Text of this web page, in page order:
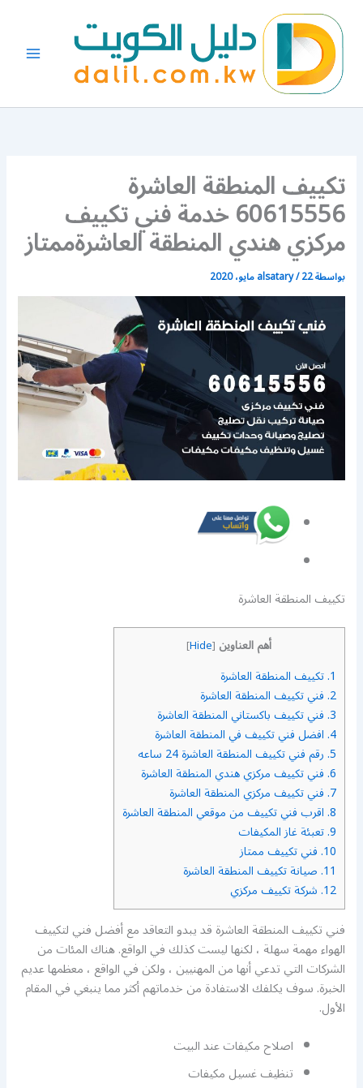
المحتوى
تكييف المنطقة العاشرة
60615556 خدمة فني تكييف
مركزي هندي المنطقة العاشرةممتاز
بواسطة alsatary/22 مايو، 2020
تكييف المنطقة العاشرة
أهم العناوين [
Hide
]
1. تكييف المنطقة العاشرة
2. فني تكييف المنطقة العاشرة
3. فني تكييف باكستاني المنطقة العاشرة
4. افضل فني تكييف في المنطقة العاشرة
5. رقم فني تكييف المنطقة العاشرة 24 ساعه
6. فني تكييف مركزي هندي المنطقة العاشرة
7. فني تكييف مركزي المنطقة العاشرة
8. اقرب فني تكييف من موقعي المنطقة العاشرة
9. تعبئة غاز المكيفات
10. فني تكييف ممتاز
11. صيانة تكييف المنطقة العاشرة
12. شركة تكييف مركزي
فني تكييف المنطقة العاشرة قد يبدو التعاقد مع أفضل فني لتكييف
الهواء مهمة سهلة ، لكنها ليست كذلك في الواقع. هناك المئات من
الشركات التي تدعي أنها من المهنيين ، ولكن في الواقع ، معظمها عديم
الخبرة. سوف يكلفك الاستفادة من خدماتهم أكثر مما ينبغي في المقام
الأول.
اصلاح مكيفات عند البيت
تنظيف غسيل مكيفات